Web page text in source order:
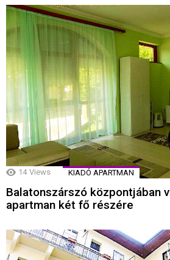
14 Views KIADÓ APARTMAN
Balatonszárszó központjában
apartman két fő részére